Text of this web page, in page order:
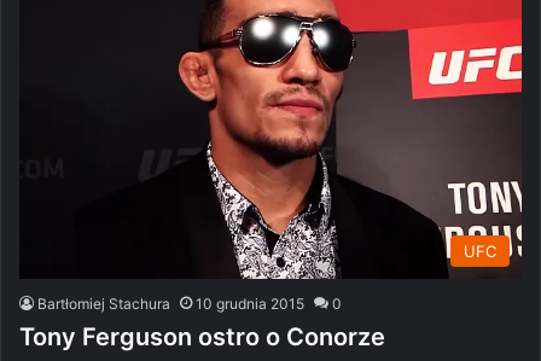
UFC
Bartłomiej Stachura 10 grudnia 2015 0
Tony Ferguson ostro o Conorze